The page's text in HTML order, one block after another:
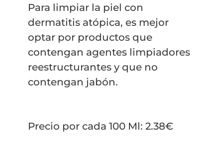
Para limpiar la piel con
dermatitis atópica, es mejor
optar por productos que
contengan agentes limpiadores
reestructurantes y que no
contengan jabón.
Precio por cada 100 Ml: 2.38€